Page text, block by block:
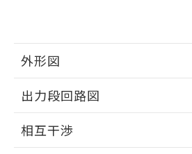
外形図
外形図
出力段回路図
出力段回路図
相互干渉
をご了承ください。
の共同利用に関して"
用者の範囲」に記載され
指します。
EU RoHS指令（10物質）の非
51物質の非含有証明書（当社
るもので、過去に遡って非含
ものではありません。
また、RoHS指令のフタル酸